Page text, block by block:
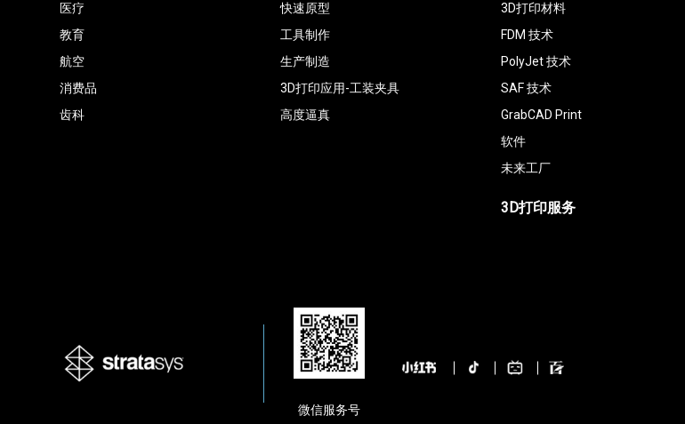
医疗
教育
航空
消费品
齿科
快速原型
工具制作
生产制造
3D打印应用-工装夹具
高度逼真
3D打印材料
FDM 技术
PolyJet 技术
SAF 技术
GrabCAD Print
软件
未来工厂
3D打印服务
微信服务号